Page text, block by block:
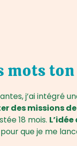
mots
j’ai intégré
des missions
18 mois.
que je me